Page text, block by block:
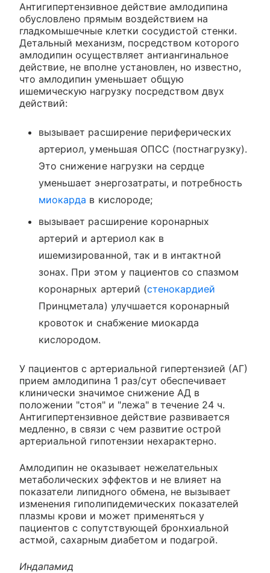
Антигипертензивное действие амлодипина
обусловлено прямым воздействием на
гладкомышечные клетки сосудистой стенки.
Детальный механизм, посредством которого
амлодипин осуществляет антиангинальное
действие, не вполне установлен, но известно,
что амлодипин уменьшает общую
ишемическую нагрузку посредством двух
действий:
вызывает расширение периферических
артериол, уменьшая ОПСС (постнагрузку).
Это снижение нагрузки на сердце
уменьшает энергозатраты, и потребность
миокарда в кислороде;
вызывает расширение коронарных
артерий и артериол как в
ишемизированной, так и в интактной
зонах. При этом у пациентов со спазмом
коронарных артерий (стенокардией
Принцметала) улучшается коронарный
кровоток и снабжение миокарда
кислородом.
У пациентов с артериальной гипертензией (АГ)
прием амлодипина 1 раз/сут обеспечивает
клинически значимое снижение АД в
положении "стоя" и "лежа" в течение 24 ч.
Антигипертензивное действие развивается
медленно, в связи с чем развитие острой
артериальной гипотензии нехарактерно.
Амлодипин не оказывает нежелательных
метаболических эффектов и не влияет на
показатели липидного обмена, не вызывает
изменения гиполипидемических показателей
плазмы крови и может применяться у
пациентов с сопутствующей бронхиальной
астмой, сахарным диабетом и подагрой.
Индапамид